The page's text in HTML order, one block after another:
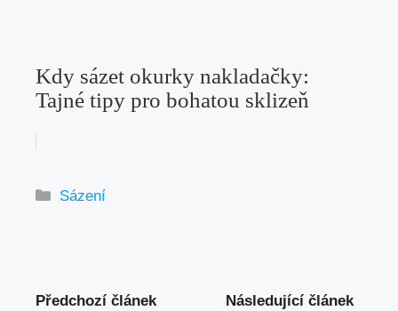
Kdy sázet okurky nakladačky:
Tajné tipy pro bohatou sklizeň
Rubriky
Sázení
Předchozí článek Následující článek